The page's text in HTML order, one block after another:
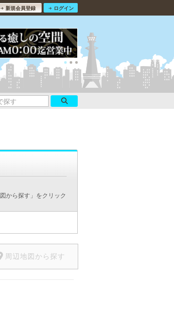
新規会員登録 ログイン
から探す」をクリック
周辺地図から探す